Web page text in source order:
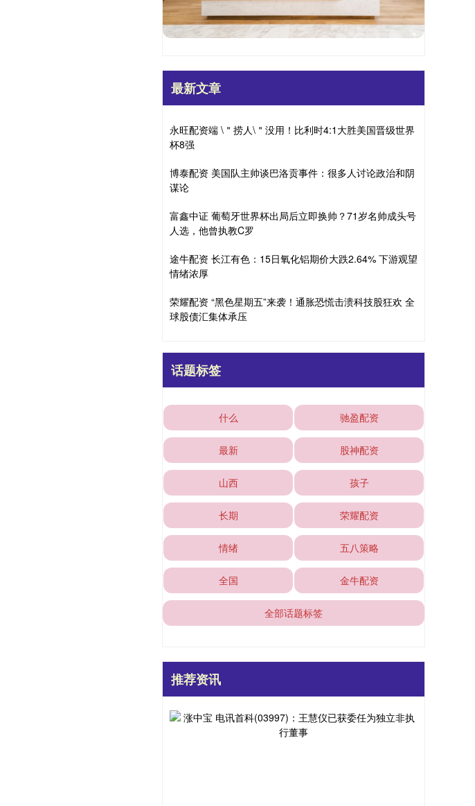
最新文章
永旺配资端 \＂捞人\＂没用！比利时4:1大胜美国晋级世界
杯8强
博泰配资 美国队主帅谈巴洛贡事件：很多人讨论政治和阴
谋论
富鑫中证 葡萄牙世界杯出局后立即换帅？71岁名帅成头号
人选，他曾执教C罗
途牛配资 长江有色：15日氧化铝期价大跌2.64% 下游观望
情绪浓厚
荣耀配资 “黑色星期五”来袭！通胀恐慌击溃科技股狂欢 全
球股债汇集体承压
话题标签
什么 驰盈配资
最新 股神配资
山西 孩子
长期 荣耀配资
情绪 五八策略
全国 金牛配资
全部话题标签
推荐资讯